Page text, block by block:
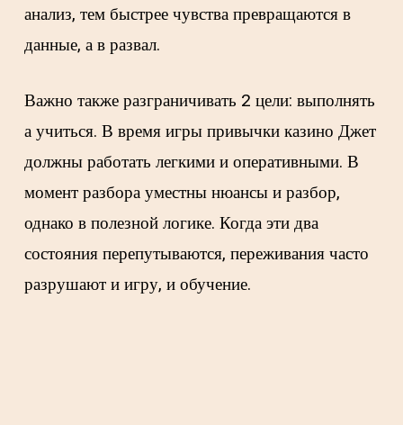
анализ, тем быстрее чувства превращаются в
данные, а в развал.
Важно также разграничивать 2 цели: выполнять
а учиться. В время игры привычки казино Джет
должны работать легкими и оперативными. В
момент разбора уместны нюансы и разбор,
однако в полезной логике. Когда эти два
состояния перепутываются, переживания часто
разрушают и игру, и обучение.